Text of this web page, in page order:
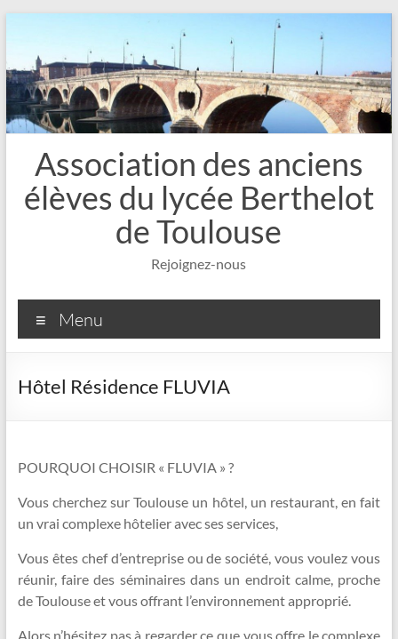
contenu
Association des anciens
élèves du lycée Berthelot
de Toulouse
Rejoignez-nous
Menu
Hôtel Résidence FLUVIA
POURQUOI CHOISIR « FLUVIA » ?
Vous cherchez sur Toulouse un hôtel, un restaurant, en fait
un vrai complexe hôtelier avec ses services,
Vous êtes chef d’entreprise ou de société, vous voulez vous
réunir, faire des séminaires dans un endroit calme, proche
de Toulouse et vous offrant l’environnement approprié.
Alors n’hésitez pas à regarder ce que vous offre le complexe